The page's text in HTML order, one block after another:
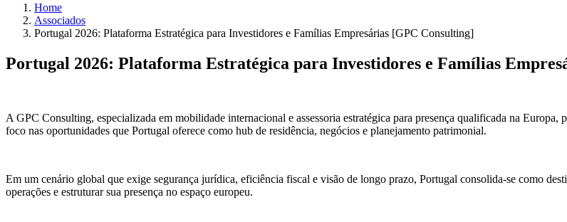
Home
Associados
Portugal 2026: Plataforma Estratégica para Investidores e Famílias Empresárias [GPC Consulting]
Portugal 2026: Plataforma Estratégica para Investidores e Famílias
A GPC Consulting, especializada em mobilidade internacional e assessoria estratégica para presença qualificada na
foco nas oportunidades que Portugal oferece como hub de residência, negócios e planejamento patrimonial.
Em um cenário global que exige segurança jurídica, eficiência fiscal e visão de longo prazo, Portugal consolida-se como
operações e estruturar sua presença no espaço europeu.